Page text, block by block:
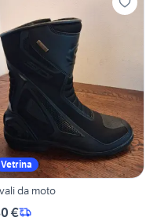
Vetrina
da moto
€